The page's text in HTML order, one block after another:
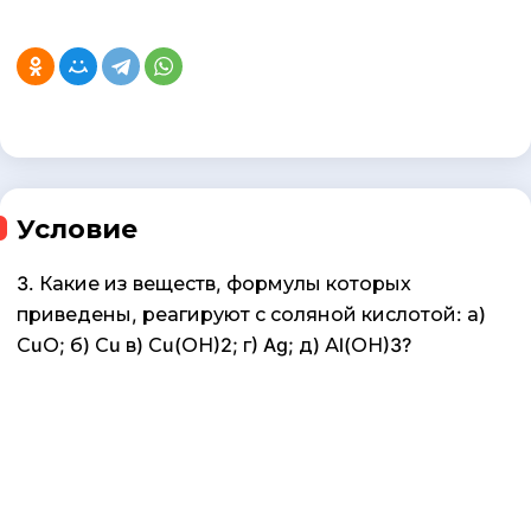
Условие
3. Какие из веществ, формулы которых
приведены, реагируют с соляной кислотой: а)
СuО; б) Сu в) Сu(ОН)2; г) Ag; д) Аl(ОН)3?